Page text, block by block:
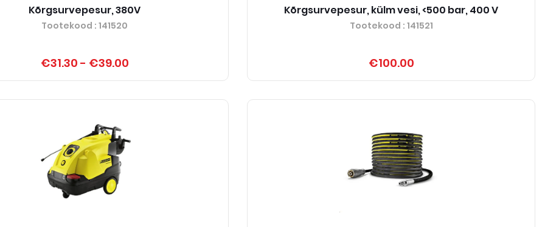
Kõrgsurvepesur, 380V
Tootekood : 141520
€31.30 - €39.00
Kõrgsurvepesur, külm vesi, <500 bar, 400 V
Tootekood : 141521
€100.00